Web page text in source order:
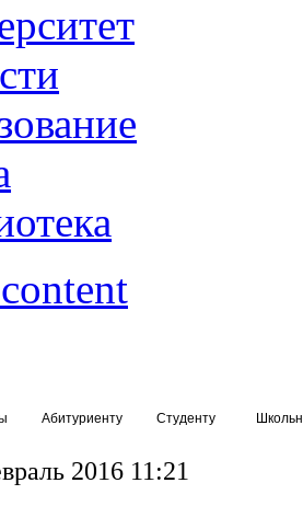
Абитуриенту Студенту
2016 11:21